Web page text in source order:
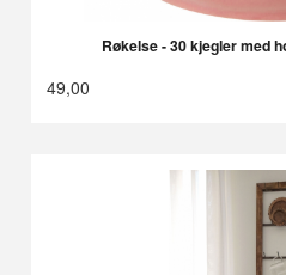
Røkelse - 30 kjegler med
49,00